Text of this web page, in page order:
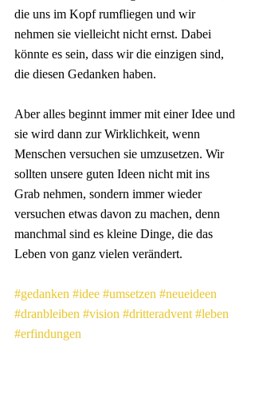
die uns im Kopf rumfliegen und wir
nehmen sie vielleicht nicht ernst. Dabei
könnte es sein, dass wir die einzigen sind,
die diesen Gedanken haben.
Aber alles beginnt immer mit einer Idee und
sie wird dann zur Wirklichkeit, wenn
Menschen versuchen sie umzusetzen. Wir
sollten unsere guten Ideen nicht mit ins
Grab nehmen, sondern immer wieder
versuchen etwas davon zu machen, denn
manchmal sind es kleine Dinge, die das
Leben von ganz vielen verändert.
#gedanken #idee #umsetzen #neueideen
#dranbleiben #vision #dritteradvent #leben
#erfindungen